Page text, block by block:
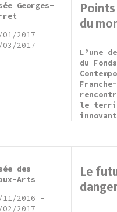
du
L’une
du
le
Georges-
01/2017 -
03/2017
Le
des
Arts
11/2016 -
02/2017